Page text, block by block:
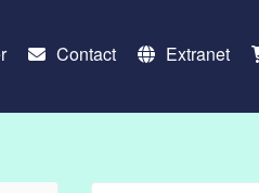
Contact
Extranet